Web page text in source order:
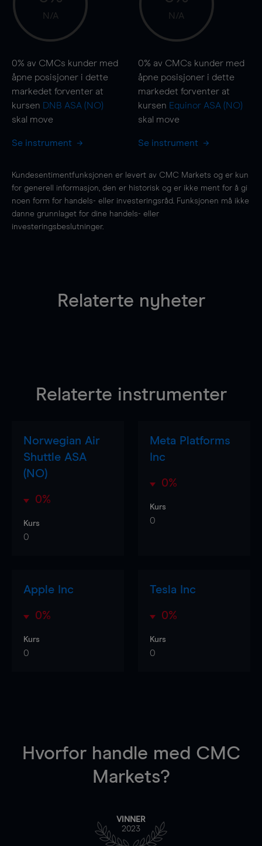
N/A
0% av CMCs kunder med
åpne posisjoner i dette
markedet forventer at
kursen DNB ASA (NO)
skal move
Se instrument
N/A
0% av CMCs kunder med
åpne posisjoner i dette
markedet forventer at
kursen Equinor ASA (NO)
skal move
Se instrument
Kundesentimentfunksjonen er levert av CMC Markets og er kun
for generell informasjon, den er historisk og er ikke ment for å gi
noen form for handels- eller investeringsråd. Funksjonen må ikke
danne grunnlaget for dine handels- eller
investeringsbeslutninger.
Relaterte nyheter
Relaterte instrumenter
Norwegian Air
Shuttle ASA
(NO)
0%
Kurs
0
Meta Platforms
Inc
0%
Kurs
0
Apple Inc
0%
Kurs
0
Tesla Inc
0%
Kurs
0
Hvorfor handle med CMC
Markets?
VINNER
2023